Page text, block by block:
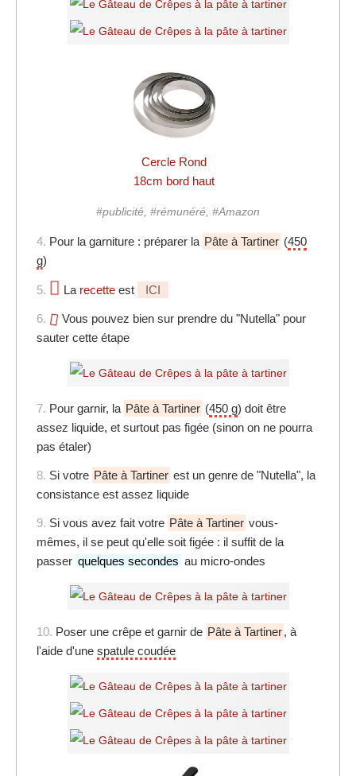
Cercle Rond
18cm bord haut
#publicité, #rémunéré, #Amazon
4. Pour la garniture : préparer la Pâte à Tartiner (450
g)
5. La recette est ICI
6.
Vous pouvez bien sur prendre du "Nutella" pour
sauter cette étape
7. Pour garnir, la Pâte à Tartiner (450 g) doit être
assez liquide, et surtout pas figée (sinon on ne pourra
pas étaler)
8. Si votre Pâte à Tartiner est un genre de "Nutella", la
consistance est assez liquide
9. Si vous avez fait votre Pâte à Tartiner vous-
mêmes, il se peut qu'elle soit figée : il suffit de la
passer quelques secondes au micro-ondes
10. Poser une crêpe et garnir de Pâte à Tartiner, à
l'aide d'une spatule coudée